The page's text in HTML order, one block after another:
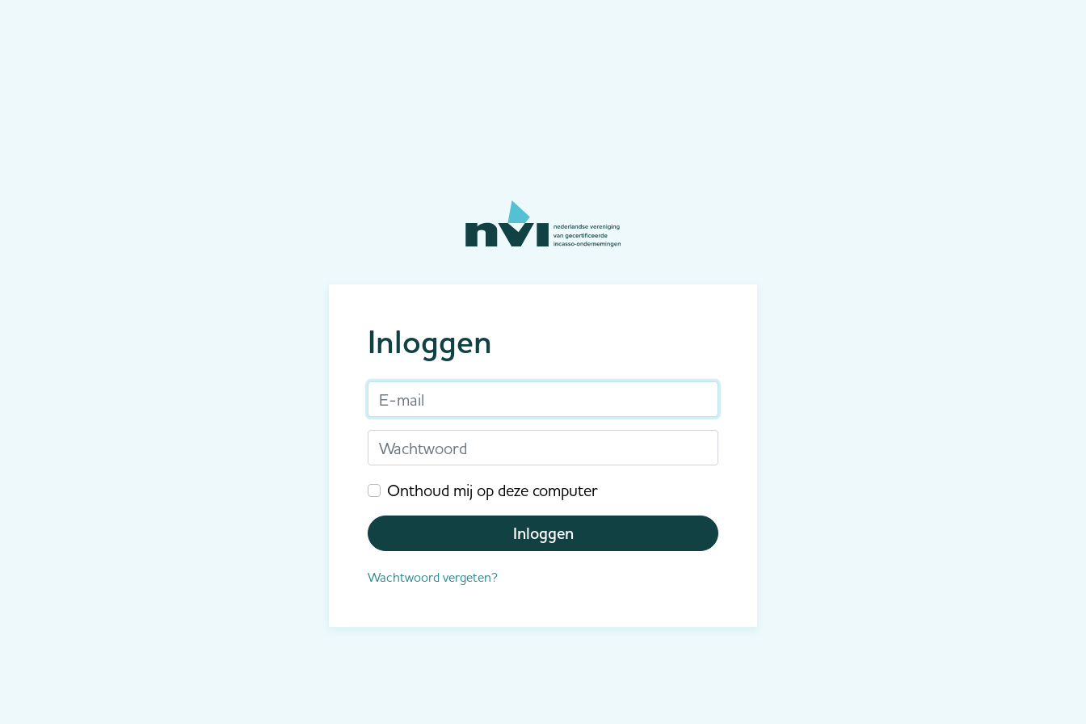
Inloggen
E-mail
Wachtwoord
Onthoud mij op deze computer
Inloggen
Wachtwoord vergeten?